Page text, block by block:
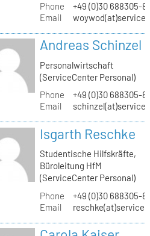
Phone
+49 (0)30 688305-
Email
Andreas Schinzel
Personalwirtschaft
(ServiceCenter Personal)
Phone
+49 (0)30 688305-
Email
Isgarth Reschke
Studentische Hilfskräfte,
Büroleitung HfM
(ServiceCenter Personal)
Phone
+49 (0)30 688305-
Email